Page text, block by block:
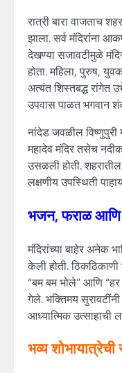
रात्री बारा वाजताच
झाला. सर्व मंदिरांना
देखण्या सजावटीमुळे
होता. महिला, पुरुष,
अत्यंत शिस्तबद्ध रांगेत
उपवास पाळत भगवान
नांदेड जवळील
महादेव मंदिर तसेच
उसळली होती. शहरातील
लक्षणीय उपस्थिती
भजन, फराळ आणि
मंदिरांच्या बाहेर अनेक
केली होती.
“बम बम भोले” आणि
गेले. भक्तिमय
आध्यात्मिक उत्साहाची
भव्य शोभायात्रेची